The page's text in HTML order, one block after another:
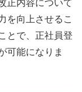
正内容について
を向上させるこ
とで、正社員登
可能になりま